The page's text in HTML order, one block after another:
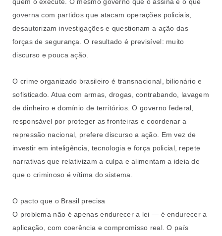
governa com partidos que atacam operações policiais,
desautorizam investigações e questionam a ação das
forças de segurança. O resultado é previsível: muito
discurso e pouca ação.
O crime organizado brasileiro é transnacional, bilionário e
sofisticado. Atua com armas, drogas, contrabando, lavagem
de dinheiro e domínio de territórios. O governo federal,
responsável por proteger as fronteiras e coordenar a
repressão nacional, prefere discurso a ação. Em vez de
investir em inteligência, tecnologia e força policial, repete
narrativas que relativizam a culpa e alimentam a ideia de
que o criminoso é vítima do sistema.
O pacto que o Brasil precisa
O problema não é apenas endurecer a lei — é endurecer a
aplicação, com coerência e compromisso real. O país